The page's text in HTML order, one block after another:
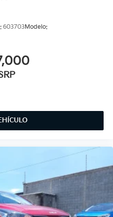
603703Modelo: